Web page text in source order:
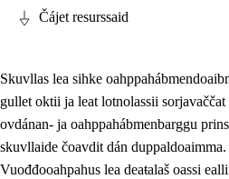
Čájet resurssaid
Skuvllas lea sihke
gullet oktii ja leat lotnolassii
ovdánan- ja oahppahábmenbarggu
skuvllaide čoavdit dán duppaldoaimma.
Vuođđooahpahus lea deaŧalaš oassi